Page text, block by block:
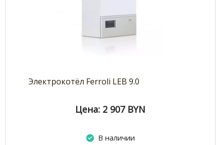
Электрокотёл Ferroli LEB 9.0
Цена: 2 907 BYN
В наличии